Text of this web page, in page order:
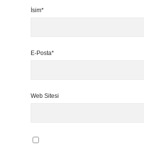
İsim*
E-Posta*
Web Sitesi